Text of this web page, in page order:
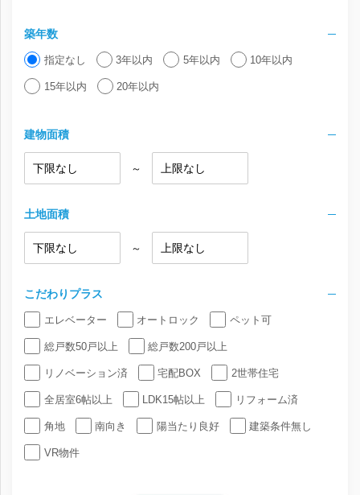
築年数
指定なし 3年以内 5年以内 10年以内
15年以内 20年以内
建物面積
～
土地面積
～
こだわりプラス
エレベーター オートロック ペット可
総戸数50戸以上 総戸数200戸以上
リノベーション済 宅配BOX 2世帯住宅
全居室6帖以上 LDK15帖以上 リフォーム済
角地 南向き 陽当たり良好 建築条件無し
VR物件